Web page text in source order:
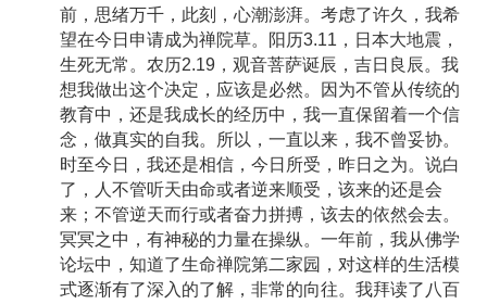
前，思绪万千，此刻，心潮澎湃。考虑了许久，我希
望在今日申请成为禅院草。阳历3.11，日本大地震，
生死无常。农历2.19，观音菩萨诞辰，吉日良辰。我
想我做出这个决定，应该是必然。因为不管从传统的
教育中，还是我成长的经历中，我一直保留着一个信
念，做真实的自我。所以，一直以来，我不曾妥协。
时至今日，我还是相信，今日所受，昨日之为。说白
了，人不管听天由命或者逆来顺受，该来的还是会
来；不管逆天而行或者奋力拼搏，该去的依然会去。
冥冥之中，有神秘的力量在操纵。一年前，我从佛学
论坛中，知道了生命禅院第二家园，对这样的生活模
式逐渐有了深入的了解，非常的向往。我拜读了八百